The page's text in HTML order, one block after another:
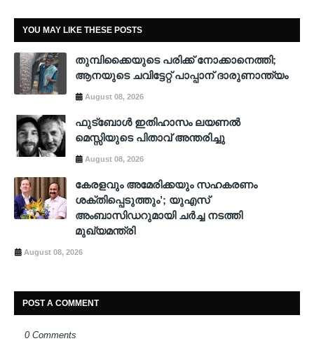
YOU MAY LIKE THESE POSTS
തുമ്പിക്കൈയുടെ പരിക്ക് നോക്കാനെത്തി;
ആനയുടെ ചവിട്ടേറ്റ് പാപ്പാന് ദാരുണാന്ത്യം
August 08, 2026
ഫുട്ബോൾ ഇതിഹാസം ലയണൽ
മെസ്സിയുടെ പിതാവ് അന്തരിച്ചു
August 08, 2026
കേരളവും അമേരിക്കയും സഹകരണം
ശക്തിപ്പെടുത്തും’; യുഎസ്
അംബാസിഡറുമായി ചർച്ച നടത്തി
മുഖ്യമന്ത്രി
August 08, 2026
POST A COMMENT
0 Comments